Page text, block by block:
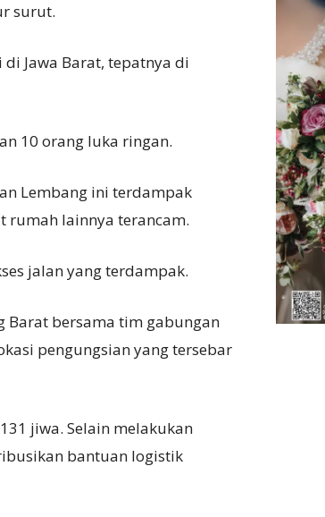
surut.
Jawa Barat, tepatnya di
10 orang luka ringan.
Lembang ini terdampak
rumah lainnya terancam.
jalan yang terdampak.
Barat bersama tim gabungan
pengungsian yang tersebar
jiwa. Selain melakukan
bantuan logistik